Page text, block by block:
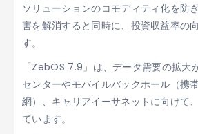
ソリューションのコモディティ化を防
害を解消すると同時に、投資収益率の
す。
「ZebOS 7.9」は、データ需要の拡大
センターやモバイルバックホール（携
網）、キャリアイーサネットに向けて
ています。